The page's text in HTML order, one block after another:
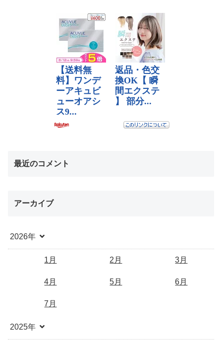
最近のコメント
アーカイブ
2026年
1月 2月 3月
4月 5月 6月
7月
2025年